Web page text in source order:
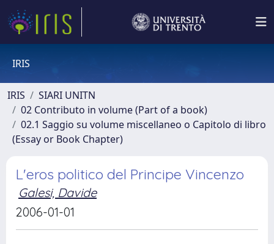
IRIS
IRIS
SIARI UNITN
02 Contributo in volume (Part of a book)
02.1 Saggio su volume miscellaneo o Capitolo di libro
(Essay or Book Chapter)
L'eros politico del Principe Vincenzo
Galesi, Davide
2006-01-01